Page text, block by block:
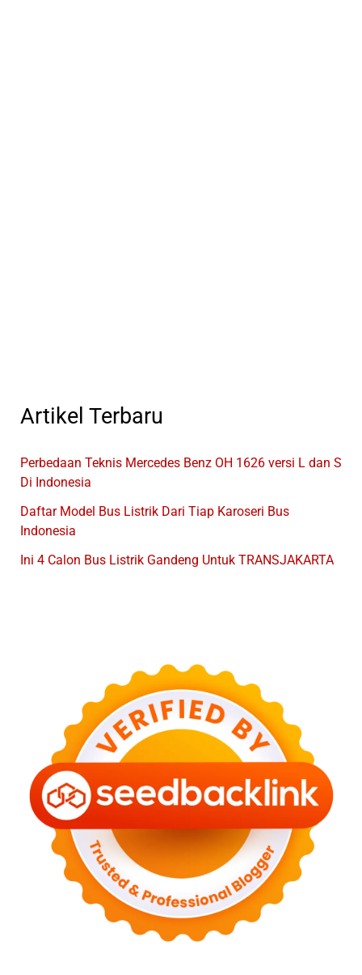
Artikel Terbaru
Perbedaan Teknis Mercedes Benz OH 1626 versi L dan S
Di Indonesia
Daftar Model Bus Listrik Dari Tiap Karoseri Bus
Indonesia
Ini 4 Calon Bus Listrik Gandeng Untuk TRANSJAKARTA